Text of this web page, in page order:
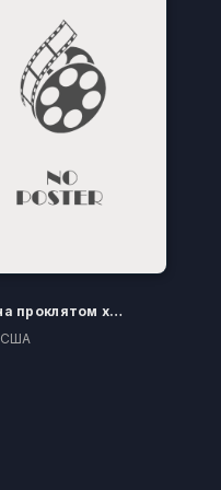
Дом на проклятом холме
США